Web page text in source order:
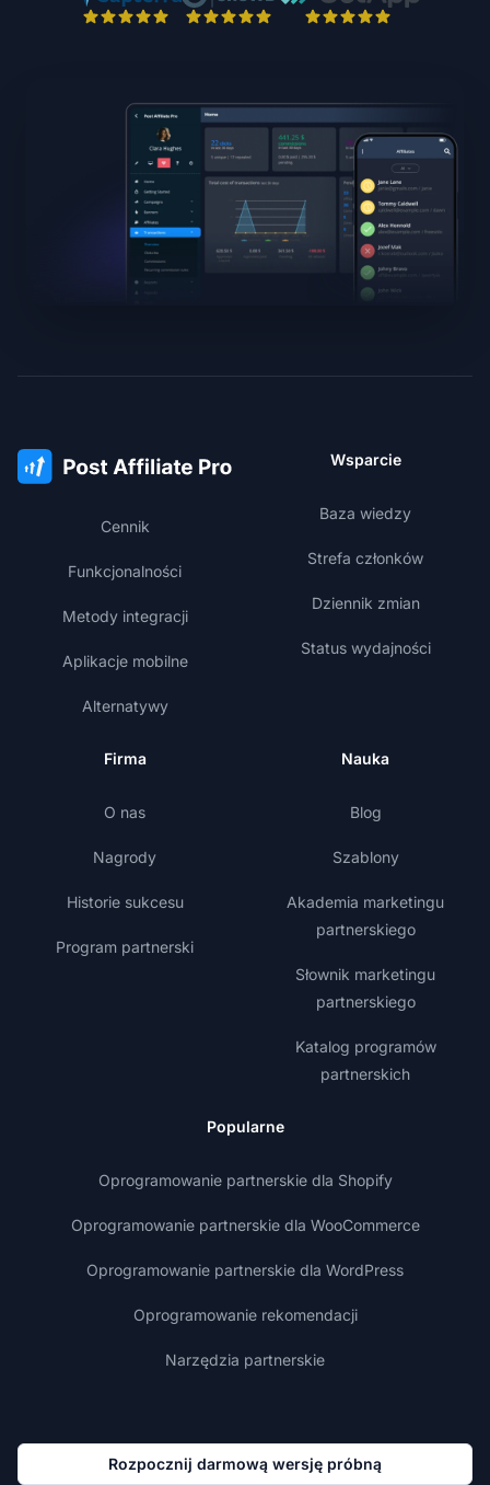
Cennik
Funkcjonalności
Metody integracji
Aplikacje mobilne
Alternatywy
Wsparcie
Baza wiedzy
Strefa członków
Dziennik zmian
Status wydajności
Firma
O nas
Nagrody
Historie sukcesu
Program partnerski
Nauka
Blog
Szablony
Akademia marketingu
partnerskiego
Słownik marketingu
partnerskiego
Katalog programów
partnerskich
Popularne
Oprogramowanie partnerskie dla Shopify
Oprogramowanie partnerskie dla WooCommerce
Oprogramowanie partnerskie dla WordPress
Oprogramowanie rekomendacji
Narzędzia partnerskie
Rozpocznij darmową wersję próbną